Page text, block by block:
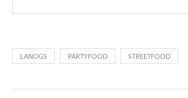
LANOGS PARTYFOOD STREETFOOD